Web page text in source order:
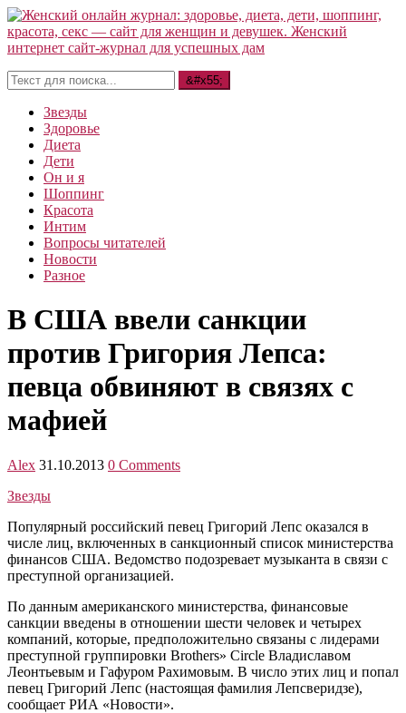
Звезды
Здоровье
Диета
Дети
Он и я
Шоппинг
Красота
Интим
Вопросы читателей
Новости
Разное
В США ввели санкции
против Григория Лепса:
певца обвиняют в связях с
мафией
Alex 31.10.2013 0 Comments
Звезды
Популярный российский певец Григорий Лепс оказался в
числе лиц, включенных в санкционный список министерства
финансов США. Ведомство подозревает музыканта в связи с
преступной организацией.
По данным американского министерства, финансовые
санкции введены в отношении шести человек и четырех
компаний, которые, предположительно связаны с лидерами
преступной группировки Brothers» Circle Владиславом
Леонтьевым и Гафуром Рахимовым. В число этих лиц и попал
певец Григорий Лепс (настоящая фамилия Лепсверидзе),
сообщает РИА «Новости».